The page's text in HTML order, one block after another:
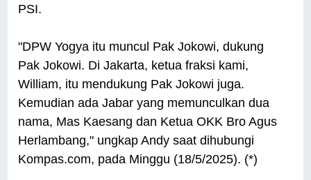
PSI.
"DPW Yogya itu muncul Pak Jokowi, dukung
Pak Jokowi. Di Jakarta, ketua fraksi kami,
William, itu mendukung Pak Jokowi juga.
Kemudian ada Jabar yang memunculkan dua
nama, Mas Kaesang dan Ketua OKK Bro Agus
Herlambang," ungkap Andy saat dihubungi
Kompas.com, pada Minggu (18/5/2025). (*)